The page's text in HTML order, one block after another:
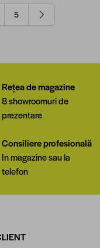
Pagină
5
Rețea de magazine
8 showroomuri de
prezentare
Consiliere profesională
In magazine sau la
telefon